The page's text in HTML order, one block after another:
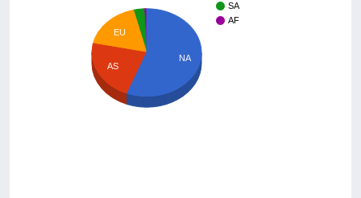
SA
AF
EU
AS
NA